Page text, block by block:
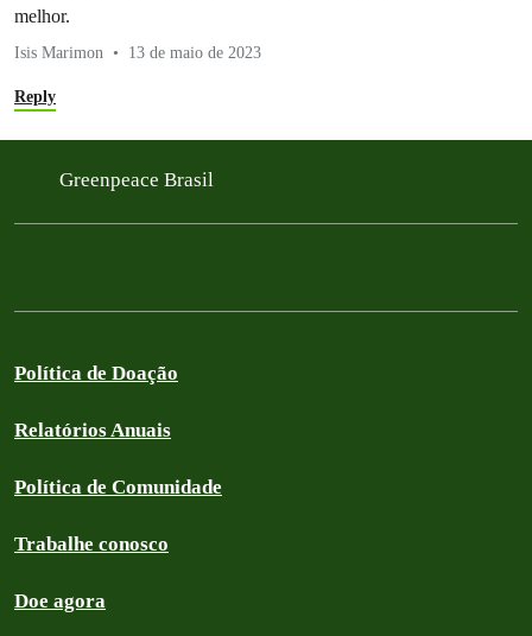
melhor.
Isis Marimon 13 de maio de 2023
Reply
Greenpeace Brasil
Política de Doação
Relatórios Anuais
Política de Comunidade
Trabalhe conosco
Doe agora